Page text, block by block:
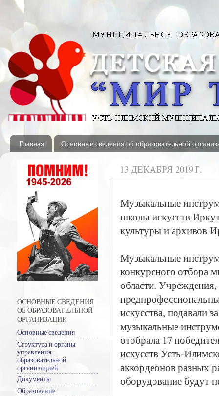
Главная Основные сведения об образовательной
13 ДЕКАБРЯ 2019 Г.
Музыкальные
школы искусств
культуры и архивов
Музыкальные
конкурсного отбора
области.
искусства, подавали
музыкальные
отобрала 17
искусств Усть-
аккордеонов разных
оборудование будут
ОСНОВНЫЕ СВЕДЕНИЯ
ОБ ОБРАЗОВАТЕЛЬНОЙ
ОРГАНИЗАЦИИ
Основные сведения
Структура и органы
управления
образовательной
организацией
Документы
Образование